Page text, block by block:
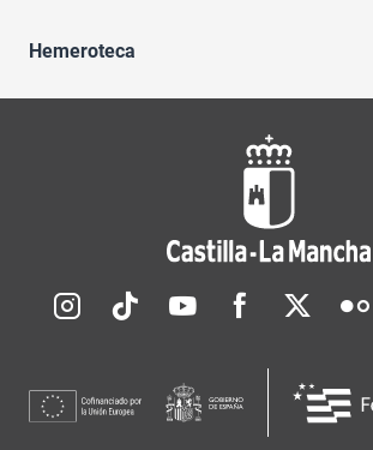
Hemeroteca
Redes sociales JCCM